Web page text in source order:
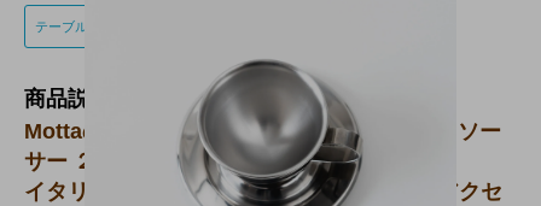
テーブルウェア
商品説明
Mottaのステンレス製エスプレッソ カップ＆ソー
サー ２客セット。
イタリアのトップタンパーおよびコーヒーアクセ